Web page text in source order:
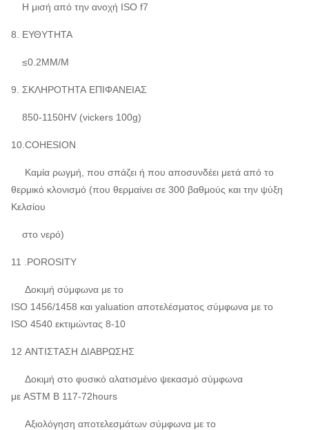
Η μισή από την ανοχή ISO f7
8. ΕΥΘΥΤΗΤΑ
≤0.2MM/M
9. ΣΚΛΗΡΟΤΗΤΑ ΕΠΙΦΑΝΕΙΑΣ
850-1150HV (vickers 100g)
10.COHESION
Καμία ρωγμή, που σπάζει ή που αποσυνδέει μετά από το
θερμικό κλονισμό (που θερμαίνει σε 300 βαθμούς και την ψύξη
Κελσίου
στο νερό)
11 .POROSITY
Δοκιμή σύμφωνα με το
ISO 1456/1458 και yaluation αποτελέσματος σύμφωνα με το
ISO 4540 εκτιμώντας 8-10
12 ΑΝΤΙΣΤΑΣΗ ΔΙΑΒΡΩΣΗΣ
Δοκιμή στο φυσικό αλατισμένο ψεκασμό σύμφωνα
με ASTM Β 117-72hours
Αξιολόγηση αποτελεσμάτων σύμφωνα με το